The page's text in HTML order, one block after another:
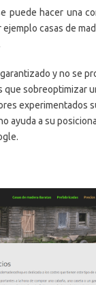
puede hacer una
ejemplo casas de
y no se
que sobreoptimizar
experimentados
ayuda a su